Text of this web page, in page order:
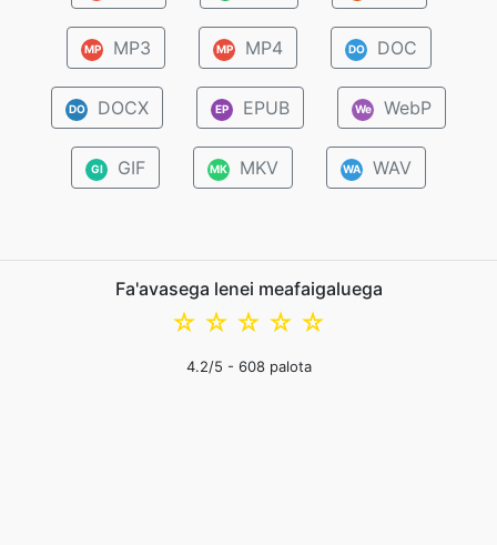
MP MP3 MP MP4 DO DOC
DO DOCX EP EPUB We WebP
GI GIF MK MKV WA WAV
Fa'avasega lenei meafaigaluega
☆
☆
☆
☆
☆
4.2/5 - 608palota